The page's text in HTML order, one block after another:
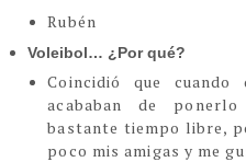
Rubén
Voleibol… ¿Por qué?
Coincidió que cuando
acababan de
bastante tiempo libre,
poco mis amigas y me